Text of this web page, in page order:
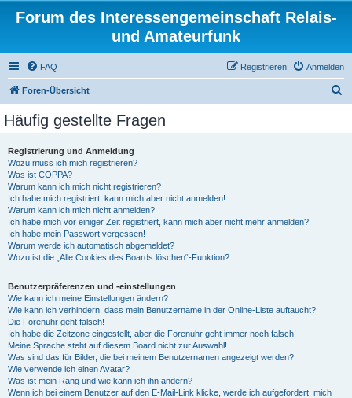
Forum des Interessengemeinschaft Relais-
und Amateurfunk
FAQ Anmelden
Registrieren
Foren-Übersicht
Häufig gestellte Fragen
Registrierung und Anmeldung
Wozu muss ich mich registrieren?
Was ist COPPA?
Warum kann ich mich nicht registrieren?
Ich habe mich registriert, kann mich aber nicht anmelden!
Warum kann ich mich nicht anmelden?
Ich habe mich vor einiger Zeit registriert, kann mich aber nicht mehr anmelden?!
Ich habe mein Passwort vergessen!
Warum werde ich automatisch abgemeldet?
Wozu ist die „Alle Cookies des Boards löschen“-Funktion?
Benutzerpräferenzen und -einstellungen
Wie kann ich meine Einstellungen ändern?
Wie kann ich verhindern, dass mein Benutzername in der Online-Liste auftaucht?
Die Forenuhr geht falsch!
Ich habe die Zeitzone eingestellt, aber die Forenuhr geht immer noch falsch!
Meine Sprache steht auf diesem Board nicht zur Auswahl!
Was sind das für Bilder, die bei meinem Benutzernamen angezeigt werden?
Wie verwende ich einen Avatar?
Was ist mein Rang und wie kann ich ihn ändern?
Wenn ich bei einem Benutzer auf den E-Mail-Link klicke, werde ich aufgefordert, mich